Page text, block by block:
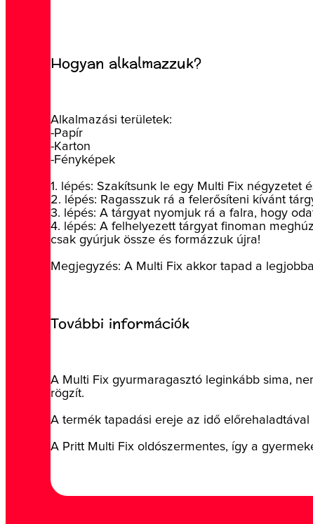
Hogyan alkalmazzuk?
Alkalmazási területek:
-Papír
-Karton
-Fényképek
1. lépés: Szakítsunk le egy Multi Fix négyzetet
2. lépés: Ragasszuk rá a felerősíteni kívánt
3. lépés: A tárgyat nyomjuk rá a falra, hogy
4. lépés: A felhelyezett tárgyat finoman
csak gyúrjuk össze és formázzuk újra!
Megjegyzés: A Multi Fix akkor tapad a
További információk
A Multi Fix gyurmaragasztó leginkább sima,
rögzít.
A termék tapadási ereje az idő
A Pritt Multi Fix oldószermentes, így a